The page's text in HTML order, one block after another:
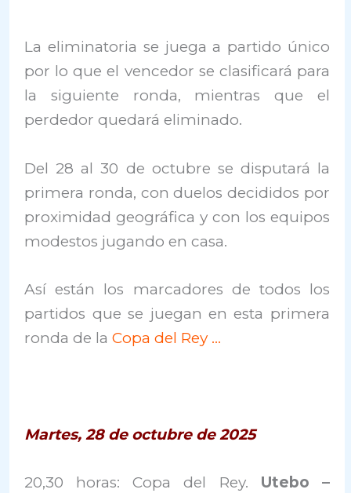
La eliminatoria se juega a partido único
por lo que el vencedor se clasificará para
la siguiente ronda, mientras que el
perdedor quedará eliminado.
Del 28 al 30 de octubre se disputará la
primera ronda, con duelos decididos por
proximidad geográfica y con los equipos
modestos jugando en casa.
Así están los marcadores de todos los
partidos que se juegan en esta primera
ronda de laCopa del Rey …
Martes, 28 de octubre de 2025
20,30 horas: Copa del Rey. Utebo –